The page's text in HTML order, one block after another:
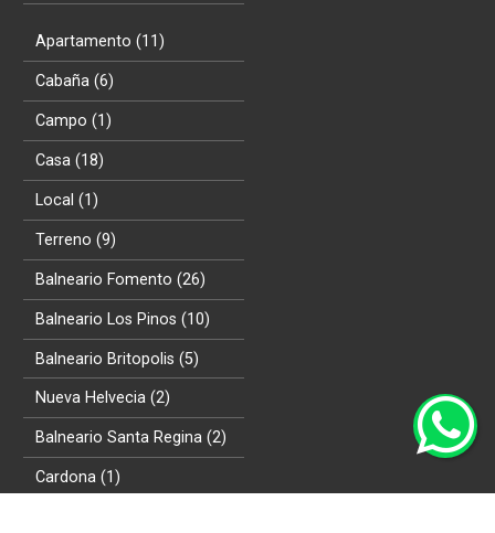
Apartamento (11)
Cabaña (6)
Campo (1)
Casa (18)
Local (1)
Terreno (9)
Balneario Fomento (26)
Balneario Los Pinos (10)
Balneario Britopolis (5)
Nueva Helvecia (2)
Balneario Santa Regina (2)
Cardona (1)